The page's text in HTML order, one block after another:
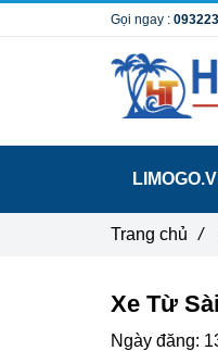
Xe Từ
Ngày đăng:
Trang chủ /
Gọi ngay :